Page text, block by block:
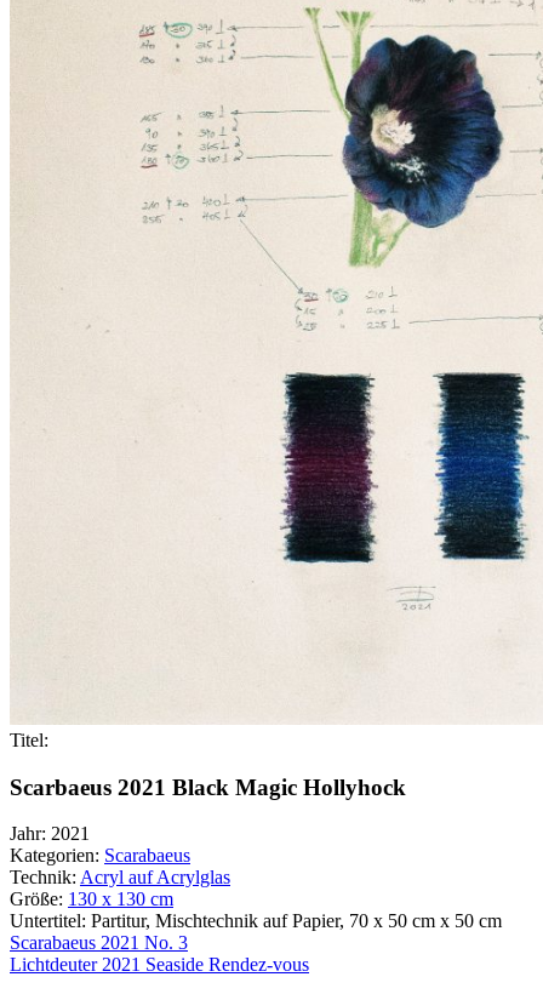
Titel:
Scarbaeus 2021 Black Magic Hollyhock
Jahr: 2021
Kategorien: Scarabaeus
Technik: Acryl auf Acrylglas
Größe: 130 x 130 cm
Untertitel: Partitur, Mischtechnik auf Papier, 70 x 50 cm x 50 cm
Beitragsnavigation
Scarabaeus 2021 No. 3
Lichtdeuter 2021 Seaside Rendez-vous